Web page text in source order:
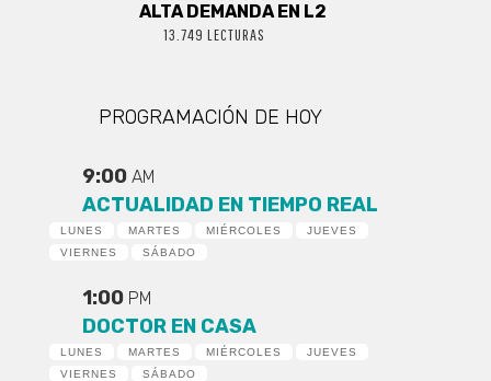
ALTA DEMANDA EN L2
13.749 LECTURAS
PROGRAMACIÓN DE HOY
9:00 AM
ACTUALIDAD EN TIEMPO REAL
LUNES MARTES MIÉRCOLES
JUEVES
VIERNES
SÁBADO
1:00 PM
DOCTOR EN CASA
LUNES MARTES MIÉRCOLES
JUEVES
VIERNES
SÁBADO